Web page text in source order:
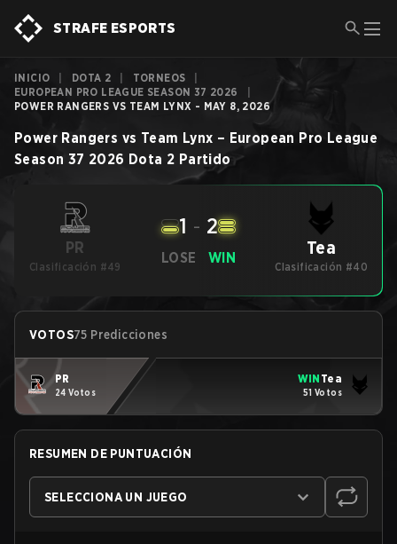
STRAFE ESPORTS
INICIO DOTA 2 TORNEOS
EUROPEAN PRO LEAGUE SEASON 37 2026
POWER RANGERS VS TEAM LYNX - MAY 8, 2026
Power Rangers vs Team Lynx – European Pro League
Season 37 2026 Dota 2 Partido
PR
Clasificación #49
LOSE
1 - 2
WIN Tea
Clasificación #40
VOTOS75 Predicciones
PR
24 Votos
WIN Tea
51 Votos
RESUMEN DE PUNTUACIÓN
SELECCIONA UN JUEGO